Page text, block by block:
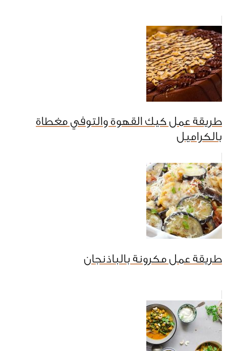
طريقة عمل كيك القهوة والتوفي مغطاة
بالكراميل
طريقة عمل مكرونة بالباذنجان